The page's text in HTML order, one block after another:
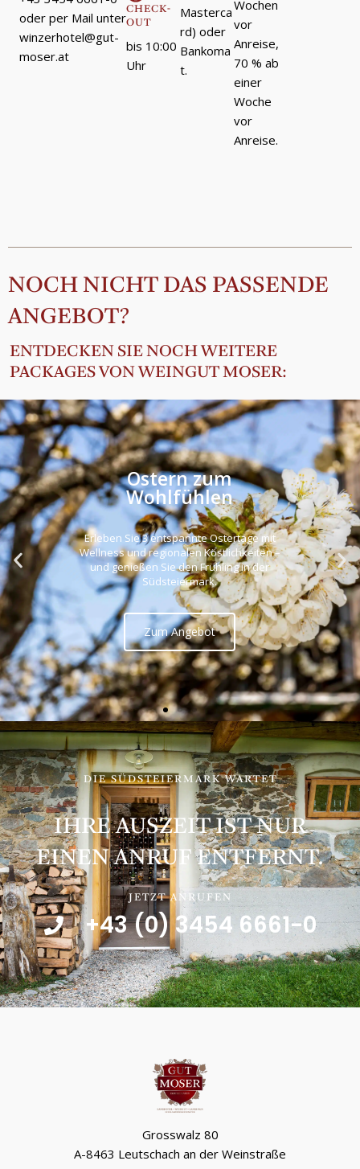
oder per Mail unter
winzerhotel@gut-
moser.at
CHECK-
OUT
bis 10:00
Uhr
Masterca
rd) oder
Bankoma
t.
Wochen
vor
Anreise,
70 % ab
einer
Woche
vor
Anreise.
NOCH NICHT DAS PASSENDE
ANGEBOT?
ENTDECKEN SIE NOCH WEITERE
PACKAGES VON WEINGUT MOSER:
DIE SÜDSTEIERMARK WARTET
IHRE AUSZEIT IST NUR
EINEN ANRUF ENTFERNT.
JETZT ANRUFEN
+43 (0) 3454 6661-0
Grosswalz 80
A-8463 Leutschach an der Weinstraße